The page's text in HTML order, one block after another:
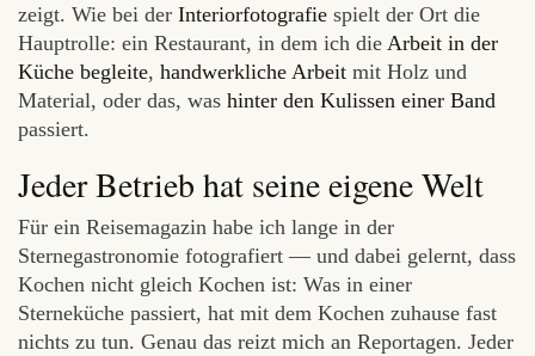
zeigt. Wie bei der Interiorfotografie spielt der Ort die
Hauptrolle: ein Restaurant, in dem ich die Arbeit in der
Küche begleite, handwerkliche Arbeit mit Holz und
Material, oder das, was hinter den Kulissen einer Band
passiert.
Jeder Betrieb hat seine eigene Welt
Für ein Reisemagazin habe ich lange in der
Sternegastronomie fotografiert — und dabei gelernt, dass
Kochen nicht gleich Kochen ist: Was in einer
Sterneküche passiert, hat mit dem Kochen zuhause fast
nichts zu tun. Genau das reizt mich an Reportagen. Jeder